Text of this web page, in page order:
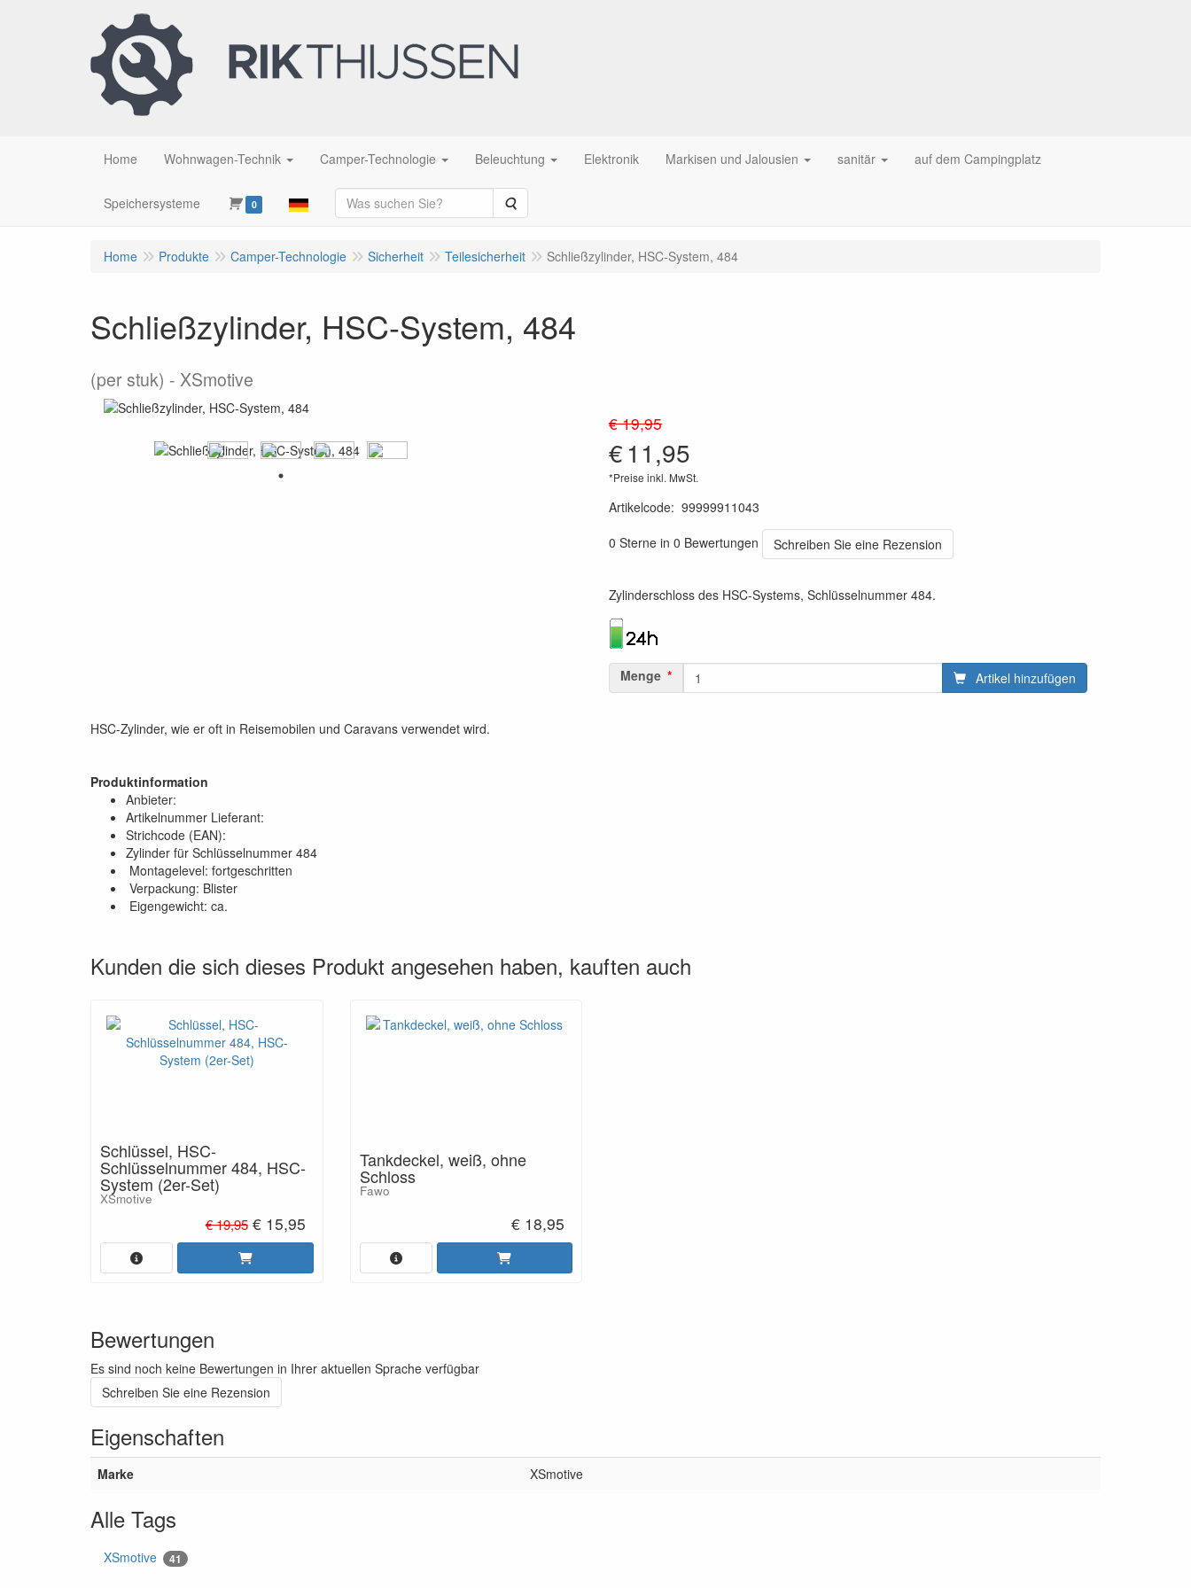
Home Wohnwagen-Technik Camper-Technologie Beleuchtung Elektronik Markisen und Jalousien sanitär auf dem Campingplatz
Speichersysteme 0 Suche
Home Produkte Camper-Technologie Sicherheit Teilesicherheit Schließzylinder, HSC-System, 484
Schließzylinder, HSC-System, 484
(per stuk) XSmotive
€ 19,95
€11,95
*Preise inkl. MwSt.
Artikelcode: 99999911043
0 Sterne in 0 Bewertungen
Schreiben Sie eine Rezension
Zylinderschloss des HSC-Systems, Schlüsselnummer 484.
Menge Artikel hinzufügen
HSC-Zylinder, wie er oft in Reisemobilen und Caravans verwendet wird.
Produktinformation
Anbieter:
Artikelnummer Lieferant:
Strichcode (EAN):
Zylinder für Schlüsselnummer 484
Montagelevel: fortgeschritten
Verpackung: Blister
Eigengewicht: ca.
Kunden die sich dieses Produkt angesehen haben, kauften auch
Schlüssel, HSC-
Schlüsselnummer 484, HSC-
System (2er-Set)
XSmotive
€ 19,95€ 15,95
Tankdeckel, weiß, ohne
Schloss
Fawo
€ 18,95
Bewertungen
Es sind noch keine Bewertungen in Ihrer aktuellen Sprache verfügbar
Schreiben Sie eine Rezension
Eigenschaften
Marke XSmotive
Alle Tags
XSmotive 41